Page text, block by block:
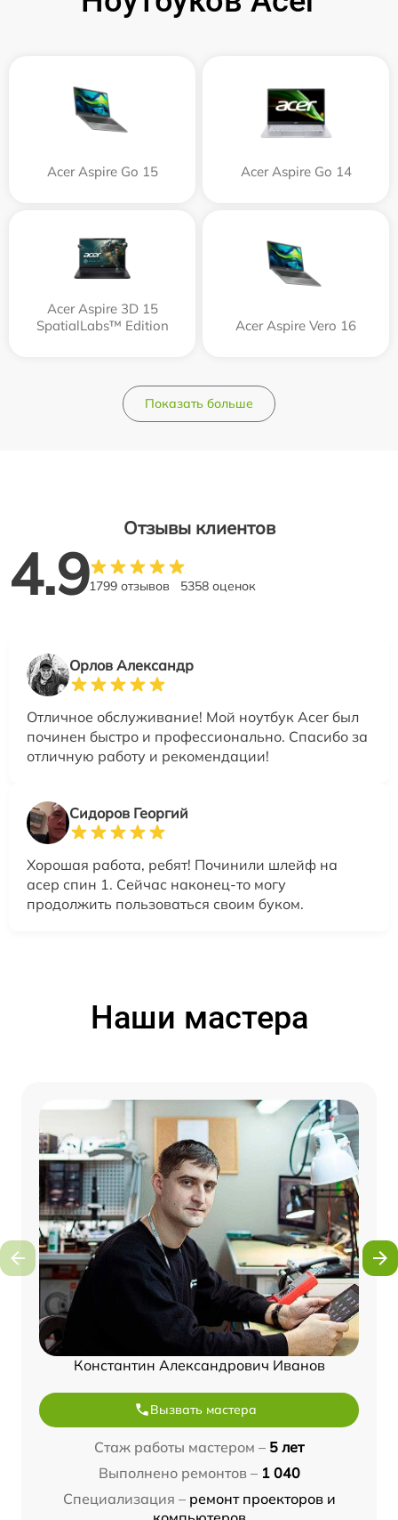
Acer Aspire Go 15 Acer Aspire Go 14
Acer Aspire 3D 15
SpatialLabs™ Edition
Acer Aspire Vero 16
Показать больше
Отзывы клиентов
4.91799 отзывов 5358 оценок
Орлов Александр
Отличное обслуживание! Мой ноутбук Acer был
починен быстро и профессионально. Спасибо за
отличную работу и рекомендации!
Сидоров Георгий
Хорошая работа, ребят! Починили шлейф на
асер спин 1. Сейчас наконец-то могу
продолжить пользоваться своим буком.
Наши мастера
Константин Александрович Иванов
Вызвать мастера
Стаж работы мастером – 5 лет
Выполнено ремонтов – 1 040
Специализация – ремонт проекторов и